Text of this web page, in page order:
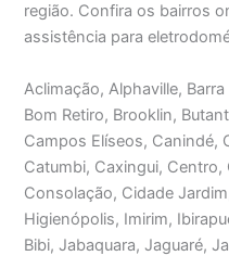
região. Confira os bairros
assistência para
Aclimação, Alphaville,
Bom Retiro, Brooklin,
Campos Elíseos, Canindé,
Catumbi, Caxingui, Centro,
Consolação, Cidade
Higienópolis, Imirim,
Bibi, Jabaquara, Jaguaré,